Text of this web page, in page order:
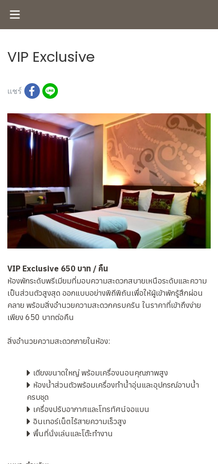
VIP Exclusive
แชร์
VIP Exclusive 650 บาท / คืน
ห้องพักระดับพรีเมียมที่มอบความสะดวกสบายเหนือระดับและความ
เป็นส่วนตัวสูงสุด ออกแบบอย่างพิถีพิถันเพื่อให้ผู้เข้าพักรู้สึกผ่อน
คลาย พร้อมสิ่งอำนวยความสะดวกครบครัน ในราคาที่เข้าถึงง่าย
เพียง 650 บาทต่อคืน
สิ่งอำนวยความสะดวกภายในห้อง:
เตียงขนาดใหญ่ พร้อมเครื่องนอนคุณภาพสูง
ห้องน้ำส่วนตัวพร้อมเครื่องทำน้ำอุ่นและอุปกรณ์อาบน้ำ
ครบชุด
เครื่องปรับอากาศและโทรทัศน์จอแบน
อินเทอร์เน็ตไร้สายความเร็วสูง
พื้นที่นั่งเล่นและโต๊ะทำงาน